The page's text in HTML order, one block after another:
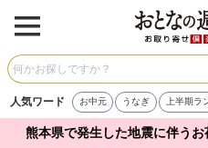
人気ワード お中元 うなぎ 上半期ラ
熊本県で発生した地震に伴う